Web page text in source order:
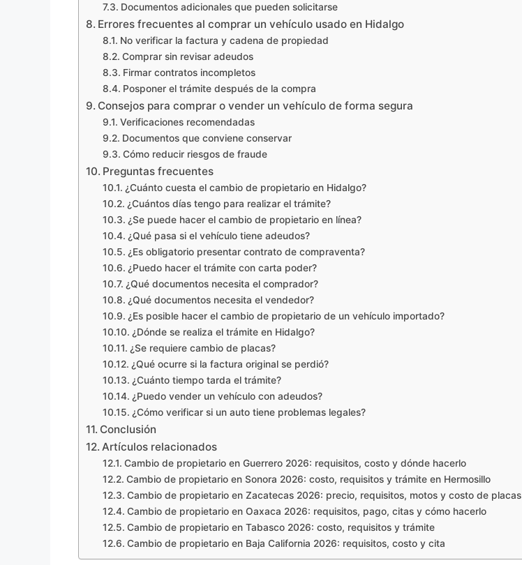
Documentos adicionales que pueden solicitarse
Errores frecuentes al comprar un vehículo usado en Hidalgo
No verificar la factura y cadena de propiedad
Comprar sin revisar adeudos
Firmar contratos incompletos
Posponer el trámite después de la compra
Consejos para comprar o vender un vehículo de forma segura
Verificaciones recomendadas
Documentos que conviene conservar
Cómo reducir riesgos de fraude
Preguntas frecuentes
¿Cuánto cuesta el cambio de propietario en Hidalgo?
¿Cuántos días tengo para realizar el trámite?
¿Se puede hacer el cambio de propietario en línea?
¿Qué pasa si el vehículo tiene adeudos?
¿Es obligatorio presentar contrato de compraventa?
¿Puedo hacer el trámite con carta poder?
¿Qué documentos necesita el comprador?
¿Qué documentos necesita el vendedor?
¿Es posible hacer el cambio de propietario de un vehículo importado?
¿Dónde se realiza el trámite en Hidalgo?
¿Se requiere cambio de placas?
¿Qué ocurre si la factura original se perdió?
¿Cuánto tiempo tarda el trámite?
¿Puedo vender un vehículo con adeudos?
¿Cómo verificar si un auto tiene problemas legales?
Conclusión
Artículos relacionados
Cambio de propietario en Guerrero 2026: requisitos, costo y dónde hacerlo
Cambio de propietario en Sonora 2026: costo, requisitos y trámite en Hermosillo
Cambio de propietario en Zacatecas 2026: precio, requisitos, motos y costo de placas
Cambio de propietario en Oaxaca 2026: requisitos, pago, citas y cómo hacerlo
Cambio de propietario en Tabasco 2026: costo, requisitos y trámite
Cambio de propietario en Baja California 2026: requisitos, costo y cita